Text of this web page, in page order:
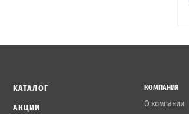
КАТАЛОГ
АКЦИИ
КОМПАНИЯ
О компании